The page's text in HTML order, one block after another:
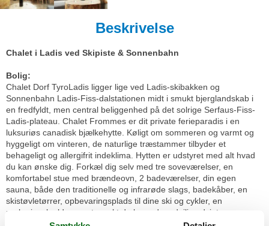
Beskrivelse
Chalet i Ladis ved Skipiste & Sonnenbahn
Bolig:
Chalet Dorf TyroLadis ligger lige ved Ladis-skibakken og
Sonnenbahn Ladis-Fiss-dalstationen midt i smukt bjerglandskab i
en fredfyldt, men central beliggenhed på det solrige Serfaus-Fiss-
Ladis-plateau. Chalet Frommes er dit private ferieparadis i en
luksuriøs canadisk bjælkehytte. Køligt om sommeren og varmt og
hyggeligt om vinteren, de naturlige træstammer tilbyder et
behageligt og allergifrit indeklima. Hytten er udstyret med alt hvad
du kan ønske dig. Forkæl dig selv med tre soveværelser, en
komfortabel stue med brændeovn, 2 badeværelser, din egen
sauna, både den traditionelle og infrarøde slags, badekåber, en
skistøvletørrer, opbevaringsplads til dine ski og cykler, en
parkeringskælder og et smukt dæk. med en dejlig udsigt over
bjergene. Luksus i topklasse til din næste ferie lige på pisterne. Hvis